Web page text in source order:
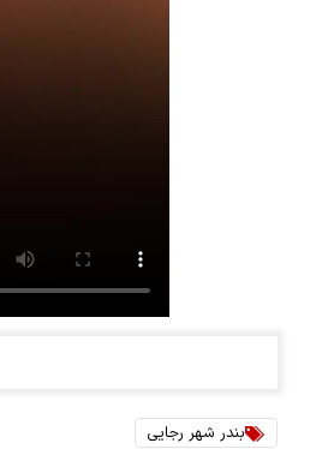
بندر شهر رجایی